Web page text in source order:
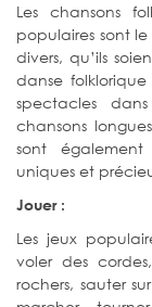
Les chansons
populaires sont le
divers, qu’ils
danse
spectacles
chansons
sont également
uniques et
Jouer :
Les jeux
voler des
rochers, sauter